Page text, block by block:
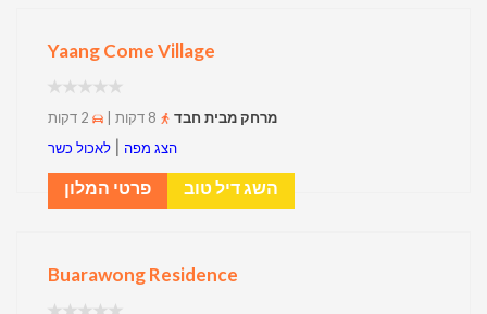
Yaang Come Village
מרחק מבית חבד
הצג מפה | לאכול כשר
פרטי המלון השג דיל טוב
Buarawong Residence‬